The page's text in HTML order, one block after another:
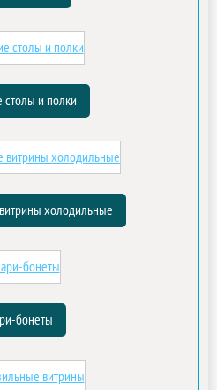
столы и полки
холодильные
бонеты